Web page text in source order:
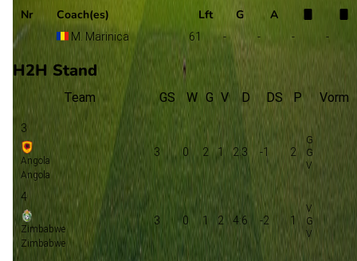
Nr Coach(es) Lft G A
M. Marinica 61 - - - -
H2H Stand
Team GS W G V D DS P Vorm
3
Angola
Angola
3 0 2 1 2:3 -1 2
4
Zimbabwe
Zimbabwe
3 0 1 2 4:6 -2 1